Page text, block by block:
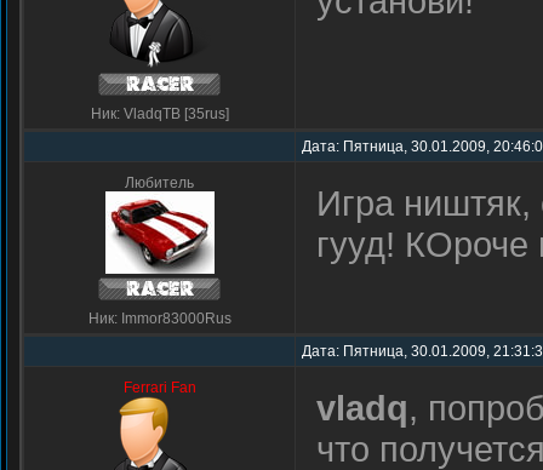
Ник: VladqTB [35rus]
Дата: Пятница, 30.01.2009,
Любитель
Ник: Immor83000Rus
Игра
гууд!
Дата: Пятница, 30.01.2009,
Ferrari Fan vladq,
что